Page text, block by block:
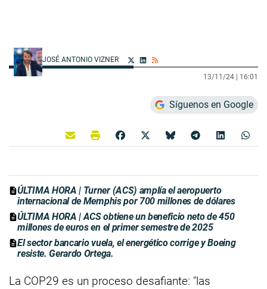
JOSÉ ANTONIO VIZNER
13/11/24 | 16:01
Síguenos en Google
ÚLTIMA HORA | Turner (ACS) amplía el aeropuerto
internacional de Memphis por 700 millones de dólares
ÚLTIMA HORA | ACS obtiene un beneficio neto de 450
millones de euros en el primer semestre de 2025
El sector bancario vuela, el energético corrige y Boeing
resiste. Gerardo Ortega.
La COP29 es un proceso desafiante: "las